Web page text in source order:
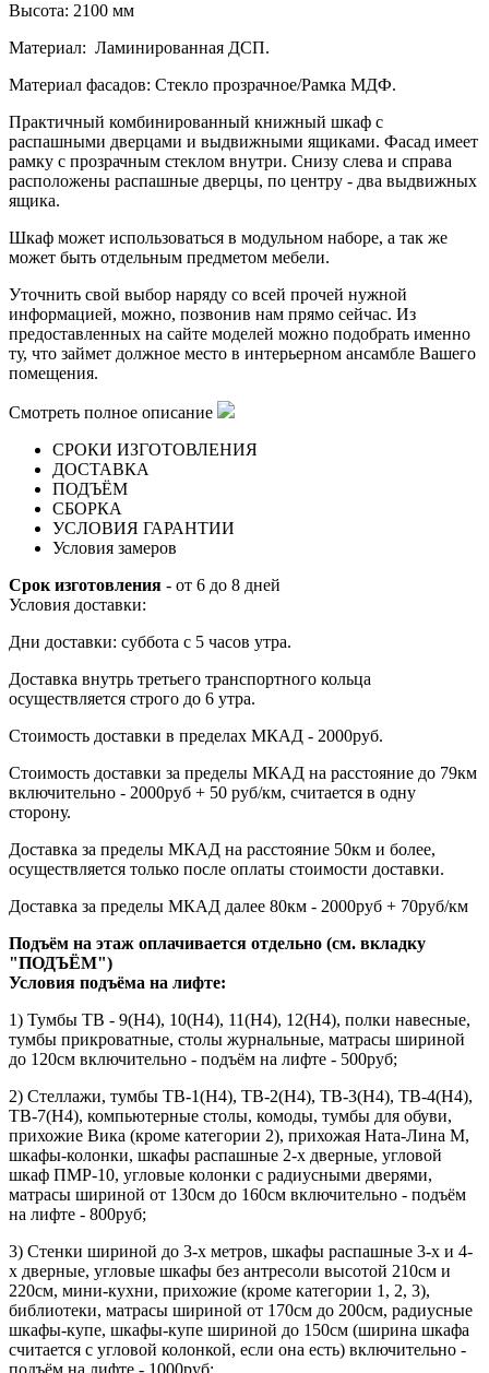
Высота: 2100 мм
Материал: Ламинированная ДСП.
Материал фасадов: Стекло прозрачное/Рамка МДФ.
Практичный комбинированный книжный шкаф с
распашными дверцами и выдвижными ящиками. Фасад имеет
рамку с прозрачным стеклом внутри. Снизу слева и справа
расположены распашные дверцы, по центру - два выдвижных
ящика.
Шкаф может использоваться в модульном наборе, а так же
может быть отдельным предметом мебели.
Уточнить свой выбор наряду со всей прочей нужной
информацией, можно, позвонив нам прямо сейчас. Из
предоставленных на сайте моделей можно подобрать именно
ту, что займет должное место в интерьерном ансамбле Вашего
помещения.
Смотреть полное описание
СРОКИ ИЗГОТОВЛЕНИЯ
ДОСТАВКА
ПОДЪЁМ
СБОРКА
УСЛОВИЯ ГАРАНТИИ
Условия замеров
Срок изготовления - от 6 до 8 дней
Условия доставки:
Дни доставки: суббота с 5 часов утра.
Доставка внутрь третьего транспортного кольца
осуществляется строго до 6 утра.
Стоимость доставки в пределах МКАД - 2000руб.
Стоимость доставки за пределы МКАД на расстояние до 79км
включительно - 2000руб + 50 руб/км, считается в одну
сторону.
Доставка за пределы МКАД на расстояние 50км и более,
осуществляется только после оплаты стоимости доставки.
Доставка за пределы МКАД далее 80км - 2000руб + 70руб/км
Подъём на этаж оплачивается отдельно (см. вкладку
"ПОДЪЁМ")
Условия подъёма на лифте:
1) Тумбы ТВ - 9(Н4), 10(Н4), 11(Н4), 12(Н4), полки навесные,
тумбы прикроватные, столы журнальные, матрасы шириной
до 120см включительно - подъём на лифте - 500руб;
2) Стеллажи, тумбы ТВ-1(Н4), ТВ-2(Н4), ТВ-3(Н4), ТВ-4(Н4),
ТВ-7(Н4), компьютерные столы, комоды, тумбы для обуви,
прихожие Вика (кроме категории 2), прихожая Ната-Лина М,
шкафы-колонки, шкафы распашные 2-х дверные, угловой
шкаф ПМР-10, угловые колонки с радиусными дверями,
матрасы шириной от 130см до 160см включительно - подъём
на лифте - 800руб;
3) Стенки шириной до 3-х метров, шкафы распашные 3-х и 4-
х дверные, угловые шкафы без антресоли высотой 210см и
220см, мини-кухни, прихожие (кроме категории 1, 2, 3),
библиотеки, матрасы шириной от 170см до 200см, радиусные
шкафы-купе, шкафы-купе шириной до 150см (ширина шкафа
считается с угловой колонкой, если она есть) включительно -